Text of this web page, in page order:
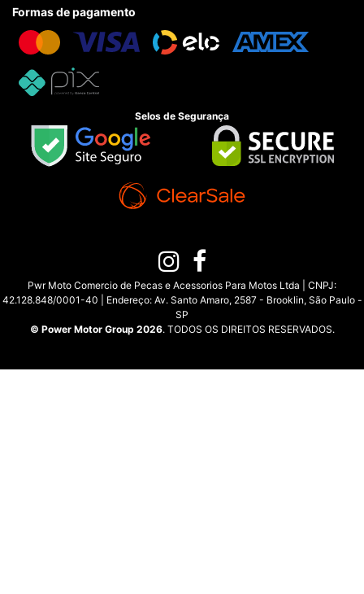
Formas de pagamento
Selos de Segurança
Pwr Moto Comercio de Pecas e Acessorios Para Motos Ltda | CNPJ:
42.128.848/0001-40 | Endereço: Av. Santo Amaro, 2587 - Brooklin, São Paulo -
SP
© Power Motor Group 2026. TODOS OS DIREITOS RESERVADOS.